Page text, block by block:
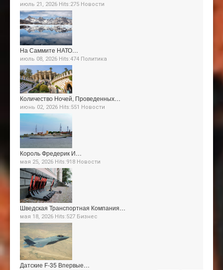
июль 21, 2026 Hits:275 Новости
На Саммите НАТО…
июль 08, 2026 Hits:474 Политика
Количество Ночей, Проведенных…
июнь 02, 2026 Hits:551 Новости
Король Фредерик И…
мая 25, 2026 Hits:918 Новости
Шведская Транспортная Компания…
мая 18, 2026 Hits:527 Бизнес
Датские F-35 Впервые…